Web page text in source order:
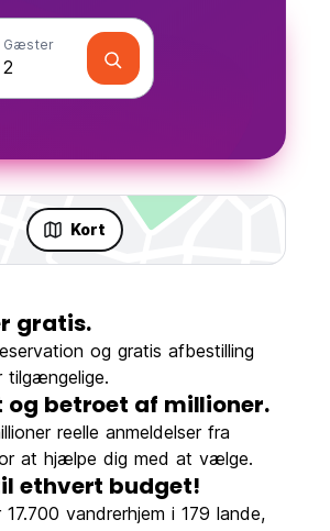
Gæster
Kort
gratis.
og gratis afbestilling
tilgængelige.
og betroet af millioner.
reelle anmeldelser fra
at hjælpe dig med at vælge.
ethvert budget!
vandrerhjem i 179 lande,